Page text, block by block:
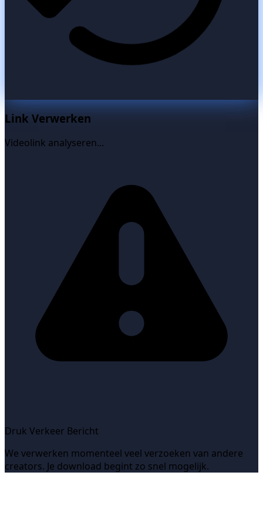
Link Verwerken
Videolink analyseren...
Druk Verkeer Bericht
We verwerken momenteel veel verzoeken van andere
creators. Je download begint zo snel mogelijk.